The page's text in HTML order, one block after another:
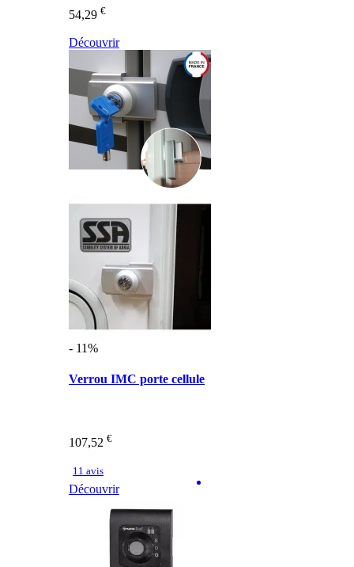
54,29 €
Découvrir
- 11%
Verrou IMC porte cellule
107,52 €
11 avis
Découvrir